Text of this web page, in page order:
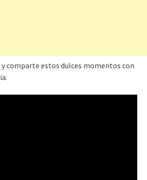
y comparte estos dulces momentos con